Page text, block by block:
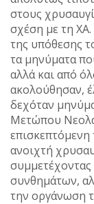
στους
σχέση με τη
της υπόθεσης
τα μηνύματα
αλλά και από
ακολούθησαν,
δεχόταν
Μετώπου
επισκεπτόμενη
ανοιχτή
συμμετέχοντας
συνθημάτων,
την οργάνωση